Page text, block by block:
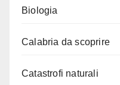
Biologia
Calabria da scoprire
Catastrofi naturali